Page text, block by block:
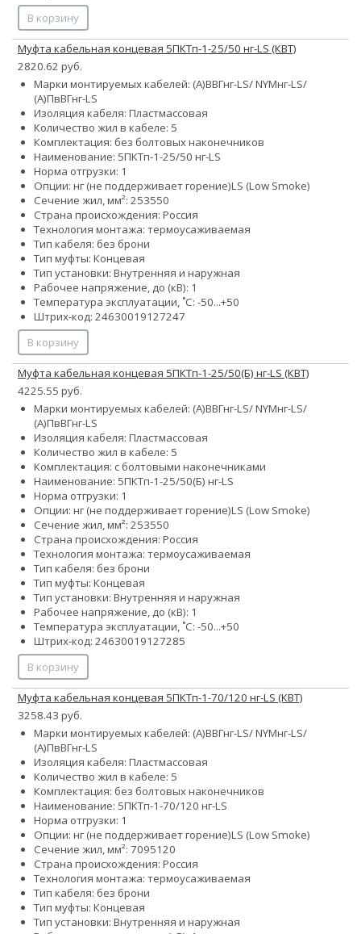
В корзину
Муфта кабельная концевая 5ПКТп-1-25/50 нг-LS (КВТ)
2820.62 руб.
Марки монтируемых кабелей: (А)ВВГнг-LS/ NYMнг-LS/
(А)ПвВГнг-LS
Изоляция кабеля: Пластмассовая
Количество жил в кабеле: 5
Комплектация: без болтовых наконечников
Наименование: 5ПКТп-1-25/50 нг-LS
Норма отгрузки: 1
Опции: нг (не поддерживает горение)LS (Low Smoke)
Сечение жил, мм²: 253550
Страна происхождения: Россия
Технология монтажа: термоусаживаемая
Тип кабеля: без брони
Тип муфты: Концевая
Тип установки: Внутренняя и наружная
Рабочее напряжение, до (кВ): 1
Температура эксплуатации, ˚С: -50...+50
Штрих-код: 24630019127247
В корзину
Муфта кабельная концевая 5ПКТп-1-25/50(Б) нг-LS (КВТ)
4225.55 руб.
Марки монтируемых кабелей: (А)ВВГнг-LS/ NYMнг-LS/
(А)ПвВГнг-LS
Изоляция кабеля: Пластмассовая
Количество жил в кабеле: 5
Комплектация: с болтовыми наконечниками
Наименование: 5ПКТп-1-25/50(Б) нг-LS
Норма отгрузки: 1
Опции: нг (не поддерживает горение)LS (Low Smoke)
Сечение жил, мм²: 253550
Страна происхождения: Россия
Технология монтажа: термоусаживаемая
Тип кабеля: без брони
Тип муфты: Концевая
Тип установки: Внутренняя и наружная
Рабочее напряжение, до (кВ): 1
Температура эксплуатации, ˚С: -50...+50
Штрих-код: 24630019127285
В корзину
Муфта кабельная концевая 5ПКТп-1-70/120 нг-LS (КВТ)
3258.43 руб.
Марки монтируемых кабелей: (А)ВВГнг-LS/ NYMнг-LS/
(А)ПвВГнг-LS
Изоляция кабеля: Пластмассовая
Количество жил в кабеле: 5
Комплектация: без болтовых наконечников
Наименование: 5ПКТп-1-70/120 нг-LS
Норма отгрузки: 1
Опции: нг (не поддерживает горение)LS (Low Smoke)
Сечение жил, мм²: 7095120
Страна происхождения: Россия
Технология монтажа: термоусаживаемая
Тип кабеля: без брони
Тип муфты: Концевая
Тип установки: Внутренняя и наружная